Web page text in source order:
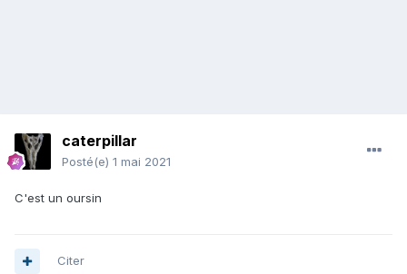
caterpillar
Posté(e) 1 mai 2021
C'est un oursin
Citer